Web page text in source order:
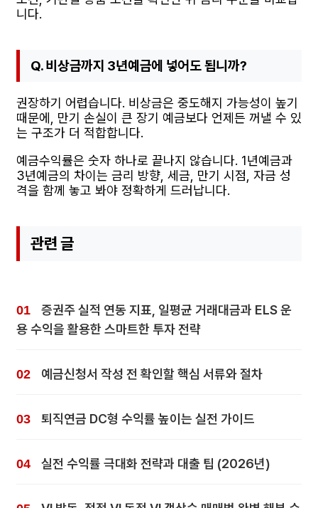
니다.
Q. 비상금까지 3년예금에 넣어도 됩니까?
권장하기 어렵습니다. 비상금은 중도해지 가능성이 높기
때문에, 만기 손실이 큰 장기 예금보다 언제든 꺼낼 수 있
는 구조가 더 적합합니다.
예금수익률은 숫자 하나로 끝나지 않습니다. 1년예금과
3년예금의 차이는 금리 방향, 세금, 만기 시점, 자금 성
격을 함께 놓고 봐야 정확하게 드러납니다.
관련 글
증권주 실적 연동 지표, 일평균 거래대금과 ELS 운
용 수익을 활용한 스마트한 투자 전략
예금신청서 작성 전 확인할 핵심 서류와 절차
퇴직연금 DC형 수익률 높이는 실전 가이드
실전 수익률 극대화 전략과 대출 팁 (2026년)